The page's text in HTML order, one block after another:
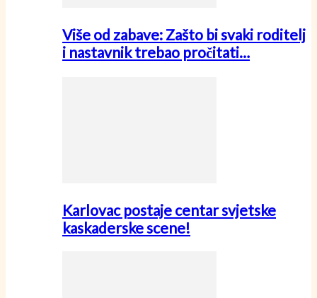
Više od zabave: Zašto bi svaki roditelj
i nastavnik trebao pročitati…
Karlovac postaje centar svjetske
kaskaderske scene!